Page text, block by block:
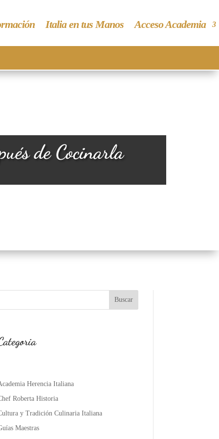
Italia en tus Manos Acceso Academia
de Cocinarla
Buscar
Herencia Italiana
Roberta Historia
y Tradición Culinaria Italiana
Maestras